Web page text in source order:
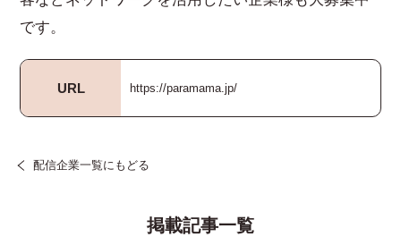
です。
URL https://paramama.jp/
配信企業一覧にもどる
掲載記事一覧